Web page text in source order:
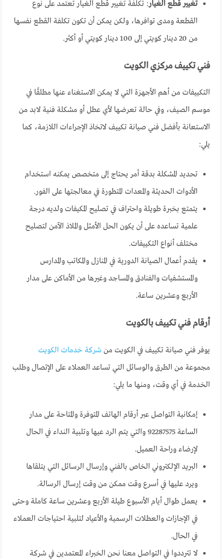
تغيير قطع الغيار: تكلفة تغيير قطع الغيار تعتمد على نوع
القطعة ومدى توافرها، ولكن يمكن أن تكون تكلفة القطع نفسها
من 20 دينار كويتي إلى 100 دينار كويتي أو أكثر.
فني تكييف مركزي الكويت
التكييفات من أهم الأجهزة التي لا يمكن الاستغناء عنها مطلقًا في
موسم الصيف، وفي حالة تعرضها لأي عطل أو مشكلة فنية لابد من
الاستعانة بأفضل فني صيانة تكييف لاتخاذ الإجراءات اللازمة، كما
يلي:
تحديد المشكلة بدقة أمر يحتاج إلى متخصص يمكنه استخدام
الأدوات الحديثة والمعدات المتطورة في معالجتها على الفور.
يتمتع بخبرة طويلة واحتراف في تصليح المكيفات ولديه درجة
علمية تساعده على أن يكون الحل الأمثل والملاذ الآمن لتصليح
مختلف أنواع التكييفات.
يقدم أعمال الصيانة الدورية في المنازل والمكاتب والمدارس
والمستشفيات والفنادق والمساجد وغيرها من الأماكن على مدار
الأربع وعشرين ساعة.
أرقام فني تكييف بالكويت
يوفر فني صيانة تكييف في الكويت من شركة خدمات الكويت
مجموعة من الطرق والوسائل التي تساعد العملاء على الإتصال وطلب
الخدمة في أي وقت، ومنها ما يلي:
إمكانية التواصل عبر أرقام الهاتف المتوفرة والمتاحة على مدار
الساعة 92287575 والتي يتم الرد عيها وتلبية النداء في الحال
لإرضاء وراحة العميل.
البريد الإلكتروني الخاص بالفني وإرسال الرسائل التي يتلقاها
ويرد عليها في أسرع وقت ممكن من وقت إرسال الرسالة.
يعمل طوال أيام الأسبوع طيلة الأربع وعشرين ساعة كاملة وحتى
في الإجازات والعطلات الرسمية والأعياد لتلبية احتياجات العملاء
في الحال.
لا تترددوا في التواصل معنا نحن الخبراء المعتمدين في شركة